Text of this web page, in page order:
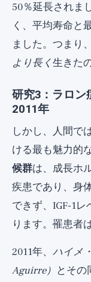
50％延長されま
く、平均寿命と
ました。つまり、
より長く生きた
研究3：ラロン
2011年
しかし、人間で
ける最も魅力的
候群は、成長ホ
疾患であり、身
できず、IGF-1
ります。罹患者
2011年、 ハイメ
Aguirre） とその